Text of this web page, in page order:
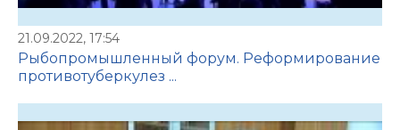
21.09.2022, 17:54
Рыбопромышленный форум. Реформирование
противотуберкулез ...